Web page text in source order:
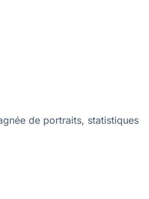
de portraits, statistiques